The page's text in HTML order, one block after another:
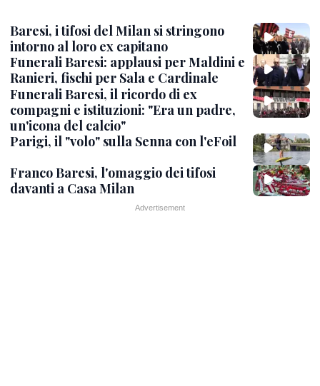
Baresi, i tifosi del Milan si stringono
intorno al loro ex capitano
Funerali Baresi: applausi per Maldini e
Ranieri, fischi per Sala e Cardinale
Funerali Baresi, il ricordo di ex
compagni e istituzioni: "Era un padre,
un'icona del calcio"
Parigi, il "volo" sulla Senna con l'eFoil
Franco Baresi, l'omaggio dei tifosi
davanti a Casa Milan